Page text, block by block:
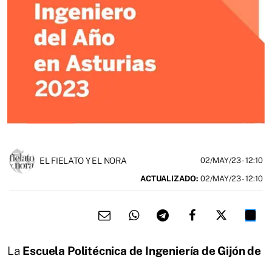
EL FIELATO Y EL NORA 02/MAY/23- 12:10
ACTUALIZADO: 02/MAY/23 - 12:10
La Escuela Politécnica de Ingeniería de Gijón de